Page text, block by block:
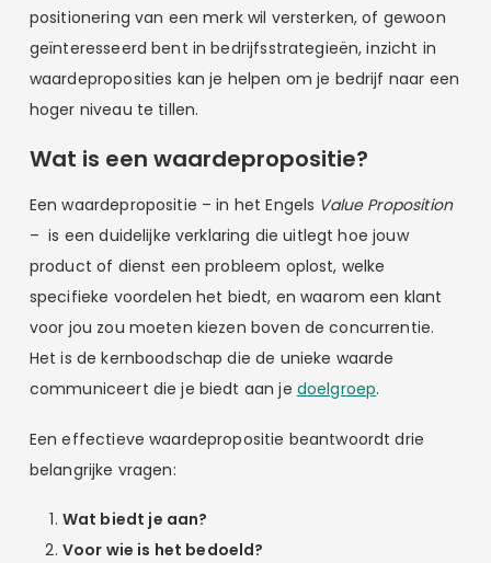
positionering van een merk wil versterken, of gewoon
geïnteresseerd bent in bedrijfsstrategieën, inzicht in
waardeproposities kan je helpen om je bedrijf naar een
hoger niveau te tillen.
Wat is een waardepropositie?
Een waardepropositie – in het Engels Value Proposition
– is een duidelijke verklaring die uitlegt hoe jouw
product of dienst een probleem oplost, welke
specifieke voordelen het biedt, en waarom een klant
voor jou zou moeten kiezen boven de concurrentie.
Het is de kernboodschap die de unieke waarde
communiceert die je biedt aan je doelgroep.
Een effectieve waardepropositie beantwoordt drie
belangrijke vragen:
Wat biedt je aan?
Voor wie is het bedoeld?